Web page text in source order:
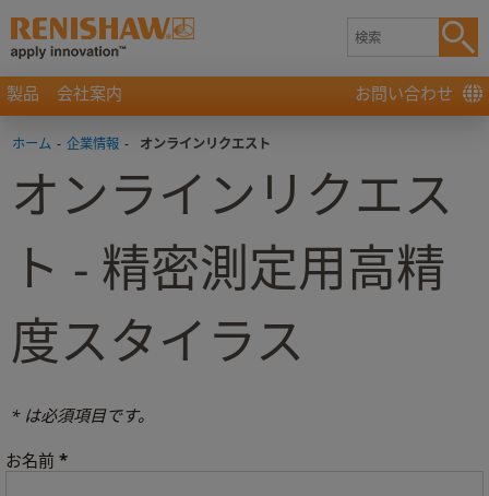
製品 会社案内 お問い合わせ
ホーム - 企業情報 - オンラインリクエスト
オンラインリクエス
ト - 精密測定用高精
度スタイラス
* は必須項目です。
お名前 *